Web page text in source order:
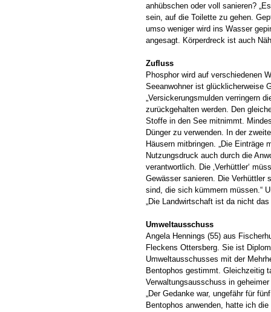
anhübschen oder voll sanieren?
sein, auf die Toilette zu gehen.
umso weniger wird ins Wasser
angesagt. Körperdreck ist auch
Zufluss
Phosphor wird auf verschiedenen
Seeanwohner ist glücklicherweise
„Versickerungsmulden verringern
zurückgehalten werden. Den
Stoffe in den See mitnimmt.
Dünger zu verwenden. In der
Häusern mitbringen. „Die
Nutzungsdruck auch durch die
verantwortlich. Die ‚Verhüttler‘
Gewässer sanieren. Die Verhüttler
sind, die sich kümmern müssen.“
„Die Landwirtschaft ist da nicht
Umweltausschuss
Angela Hennings (55) aus
Fleckens Ottersberg. Sie ist
Umweltausschusses mit der
Bentophos gestimmt. Gleichzeitig
Verwaltungsausschuss in
„Der Gedanke war, ungefähr für
Bentophos anwenden, hatte ich